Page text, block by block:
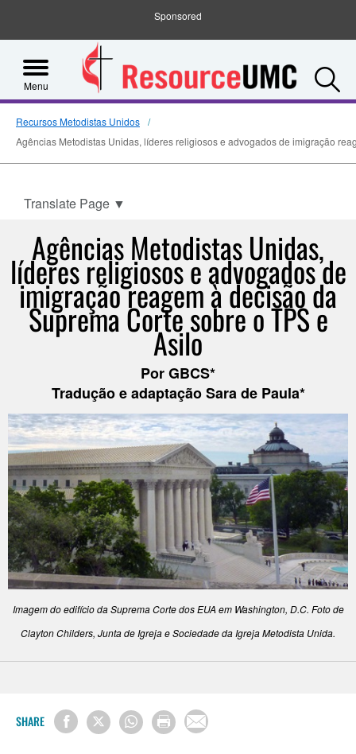
Sponsored
Menu
Recursos Metodistas Unidos
Agências Metodistas Unidas, líderes religiosos e advogados de imigração
Translate Page ▼
Agências Metodistas Unidas,
líderes religiosos e advogados de
imigração reagem à decisão da
Suprema Corte sobre o TPS e
Asilo
PorGBCS*
Tradução e adaptação Sara de Paula*
Imagem do edifício da Suprema Corte dos EUA em Washington, D.C. Foto de
Clayton Childers, Junta de Igreja e Sociedade da Igreja Metodista Unida.
SHARE